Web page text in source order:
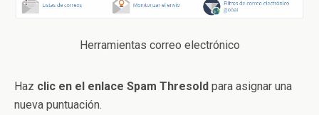
Herramientas correo electrónico
Haz clic en el enlace Spam Thresold para asignar una
nueva puntuación.